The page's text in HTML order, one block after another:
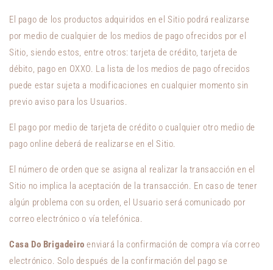
El pago de los productos adquiridos en el Sitio podrá realizarse
por medio de cualquier de los medios de pago ofrecidos por el
Sitio, siendo estos, entre otros: tarjeta de crédito, tarjeta de
débito, pago en OXXO. La lista de los medios de pago ofrecidos
puede estar sujeta a modificaciones en cualquier momento sin
previo aviso para los Usuarios.
El pago por medio de tarjeta de crédito o cualquier otro medio de
pago online deberá de realizarse en el Sitio.
El número de orden que se asigna al realizar la transacción en el
Sitio no implica la aceptación de la transacción. En caso de tener
algún problema con su orden, el Usuario será comunicado por
correo electrónico o vía telefónica.
Casa Do Brigadeiro enviará la confirmación de compra vía correo
electrónico. Solo después de la confirmación del pago se